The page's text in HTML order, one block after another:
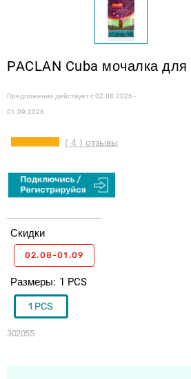
PACLAN Cuba мочалка для
Предложение действует с02.08.2026 -
01.09.2026
( 4 ) отзывы
302055
Размеры 1 PCS
1 PCS
Скидки
02.08-01.09